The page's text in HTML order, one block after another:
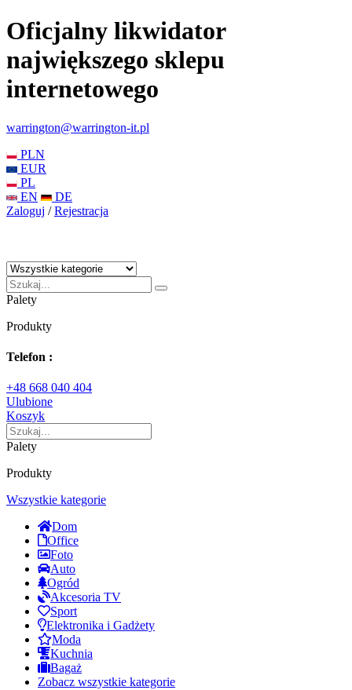
Oficjalny likwidator
największego sklepu
internetowego
warrington@warrington-it.pl
PLN
EUR
PL
EN
DE
Zaloguj / Rejestracja
Palety
Produkty
Telefon :
+48 668 040 404
Ulubione
Koszyk
Palety
Produkty
Wszystkie kategorie
Dom
Office
Foto
Auto
Ogród
Akcesoria TV
Sport
Elektronika i Gadżety
Moda
Kuchnia
Bagaż
Zobacz wszystkie kategorie